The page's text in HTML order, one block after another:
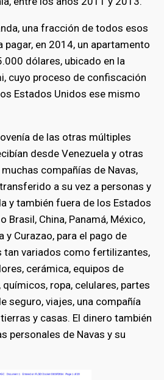
una fracción de todos esos
en 2014, un apartamento
dólares, ubicado en la
cuyo proceso de confiscación
Estados Unidos ese mismo
de las otras múltiples
desde Venezuela y otras
compañías de Navas,
a su vez a personas y
y también fuera de los Estados
Brasil, China, Panamá, México,
y Curazao, para el pago de
tan variados como fertilizantes,
cerámica, equipos de
ropa, celulares, partes
seguro, viajes, una compañía
y casas. El dinero también
personales de Navas y su